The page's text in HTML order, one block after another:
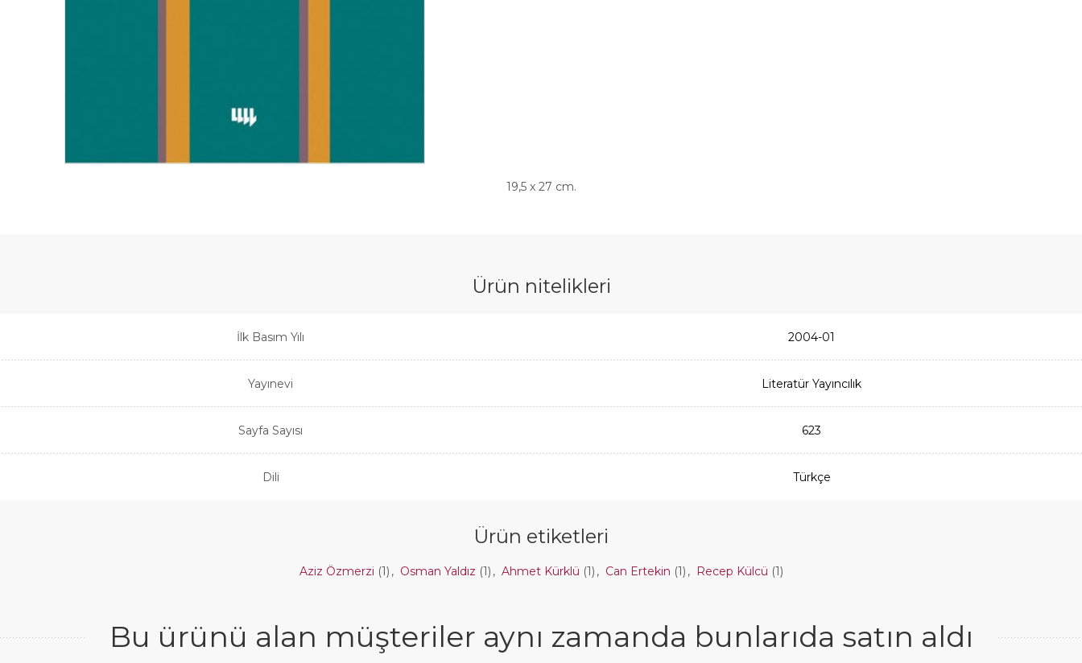
19,5 x 27 cm.
Ürün nitelikleri
İlk Basım Yılı 2004-01
Yayınevi Literatür Yayıncılık
Sayfa Sayısı 623
Dili Türkçe
Ürün etiketleri
Aziz Özmerzi (1) , Osman Yaldız (1) , Ahmet Kürklü (1) , Can Ertekin (1) , Recep Külcü (1)
Bu ürünü alan müşteriler aynı zamanda bunlarıda satın aldı